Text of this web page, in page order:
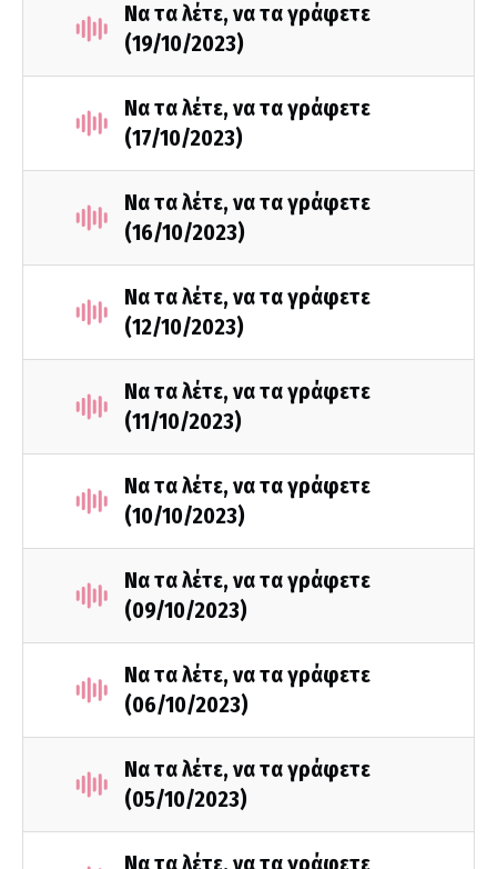
Να τα λέτε, να τα γράφετε
(19/10/2023)
Να τα λέτε, να τα γράφετε
(17/10/2023)
Να τα λέτε, να τα γράφετε
(16/10/2023)
Να τα λέτε, να τα γράφετε
(12/10/2023)
Να τα λέτε, να τα γράφετε
(11/10/2023)
Να τα λέτε, να τα γράφετε
(10/10/2023)
Να τα λέτε, να τα γράφετε
(09/10/2023)
Να τα λέτε, να τα γράφετε
(06/10/2023)
Να τα λέτε, να τα γράφετε
(05/10/2023)